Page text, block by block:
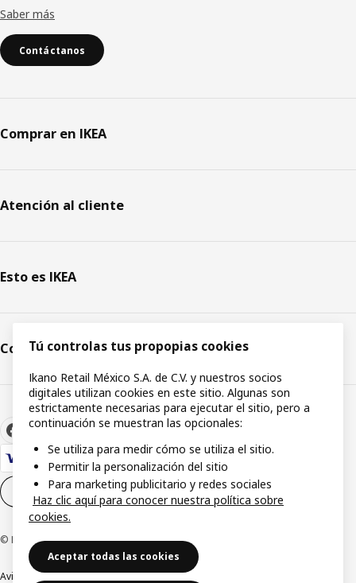
Saber más
Contáctanos
Comprar en IKEA
Atención al cliente
Esto es IKEA
Comunicación y medios
Configuración de cookies ES
© Inter IKEA Systems B.V.1999-2026
Aviso de privacidadPolítica de cookiesTérminos y condiciones de uso
Tú controlas tus propopias cookies
Ikano Retail México S.A. de C.V. y nuestros socios
digitales utilizan cookies en este sitio. Algunas son
estrictamente necesarias para ejecutar el sitio, pero a
continuación se muestran las opcionales:
Se utiliza para medir cómo se utiliza el sitio.
Permitir la personalización del sitio
Para marketing publicitario y redes sociales
Haz clic aquí para conocer nuestra política sobre
cookies.
Aceptar todas las cookies